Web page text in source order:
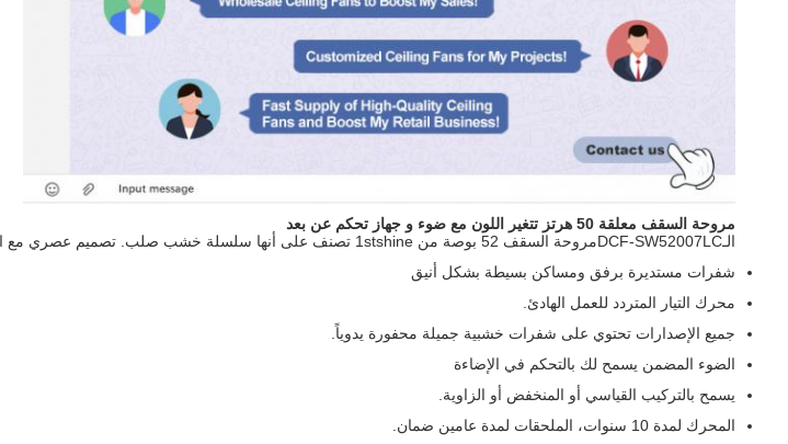
مروحة السقف معلقة 50 هرتز تتغير اللون مع ضوء و جهاز تحكم عن بعد
الـDCF-SW52007LCمروحة السقف 52 بوصة من 1stshine تصنف على أنها سلسلة خشب صلب. تصميم عصري مع النهاية الشعبية و 3 شفرات خشبية. تقدم محرك Whisper Wind للقوة التبريد.
شفرات مستديرة برفق ومساكن بسيطة بشكل أنيق
محرك التيار المتردد للعمل الهادئ.
جميع الإصدارات تحتوي على شفرات خشبية جميلة محفورة يدوياً.
الضوء المضمن يسمح لك بالتحكم في الإضاءة
يسمح بالتركيب القياسي أو المنخفض أو الزاوية.
المحرك لمدة 10 سنوات، الملحقات لمدة عامين ضمان.